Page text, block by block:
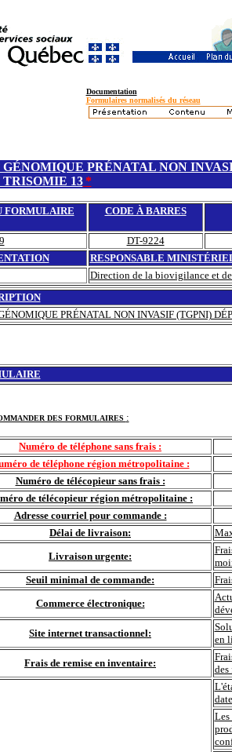
Documentation
Formulaires normalisés du réseau
GÉNOMIQUE PRÉNATAL NON
TRISOMIE 13 *
FORMULAIRE CODE À BARRES
DT-9224
RESPONSABLE
Direction de la biovigilance et
PRÉNATAL NON INVASIF (TGPNI)
DES FORMULAIRES :
Numéro de téléphone sans frais :
de téléphone région métropolitaine :
Numéro de télécopieur sans frais :
de télécopieur région métropolitaine :
Adresse courriel pour commande :
Délai de livraison:
Livraison urgente:
Seuil minimal de commande:
Commerce électronique:
Site internet transactionnel:
en
Frais de remise en inventaire:
des
Les